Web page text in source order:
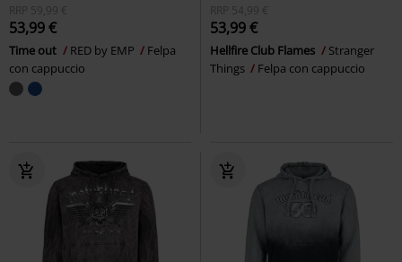
RRP
59,99 €
53,99 €
Time out RED by EMP
Felpa
con cappuccio
RRP 54,99 €
53,99 €
Hellfire Club Flames
Stranger
Things
Felpa con cappuccio